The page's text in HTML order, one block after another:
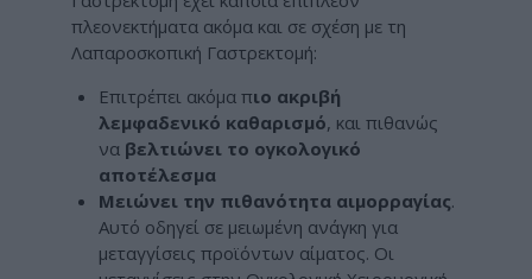
πλεονεκτήματα ακόμα και σε σχέση με τη
Λαπαροσκοπική Γαστρεκτομή:
Επιτρέπει ακόμα πιο ακριβή
λεμφαδενικό καθαρισμό, και πιθανώς
να βελτιώνει το ογκολογικό
αποτέλεσμα
Μειώνει την πιθανότητα αιμορραγίας.
Αυτό οδηγεί σε μειωμένη ανάγκη για
μεταγγίσεις προϊόντων αίματος. Οι